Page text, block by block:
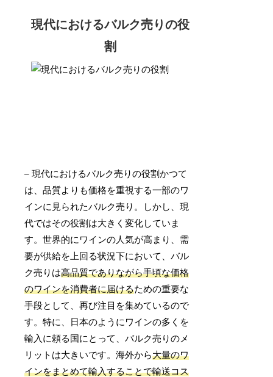
現代におけるバルク売りの役
割
– 現代におけるバルク売りの役割かつて
は、品質よりも価格を重視する一部のワ
インに見られたバルク売り。しかし、現
代ではその役割は大きく変化していま
す。世界的にワインの人気が高まり、需
要が供給を上回る状況下において、バル
ク売りは高品質でありながら手頃な価格
のワインを消費者に届けるための重要な
手段として、再び注目を集めているので
す。特に、日本のようにワインの多くを
輸入に頼る国にとって、バルク売りのメ
リットは大きいです。海外から大量のワ
インをまとめて輸入することで輸送コス